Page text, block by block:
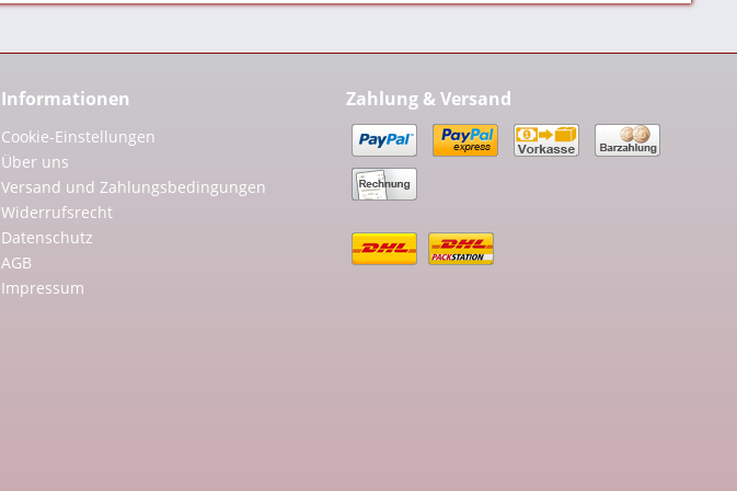
Informationen
Cookie-Einstellungen
Über uns
Versand und Zahlungsbedingungen
Widerrufsrecht
Datenschutz
AGB
Impressum
Zahlung & Versand